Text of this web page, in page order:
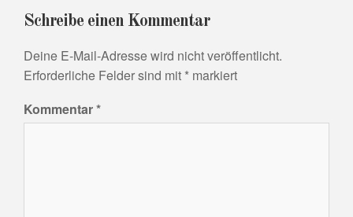
Schreibe einen Kommentar
Deine E-Mail-Adresse wird nicht veröffentlicht.
Erforderliche Felder sind mit * markiert
Kommentar*